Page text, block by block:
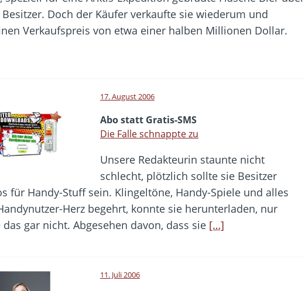
Besitzer. Doch der Käufer verkaufte sie wiederum und
Verkaufspreis von etwa einer halben Millionen Dollar.
17. August 2006
Abo statt Gratis-SMS
Die Falle schnappte zu
Unsere Redakteurin staunte nicht
schlecht, plötzlich sollte sie Besitzer
für Handy-Stuff sein. Klingeltöne, Handy-Spiele und alles
Herz begehrt, konnte sie herunterladen, nur
gar nicht. Abgesehen davon, dass sie […]
11. Juli 2006